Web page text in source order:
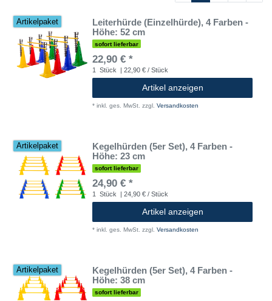
Artikelpaket
Leiterhürde (Einzelhürde), 4 Farben -
Höhe: 52 cm
sofort lieferbar
22,90 € *
1 Stück | 22,90 € / Stück
Artikel anzeigen
* inkl. ges. MwSt. zzgl. Versandkosten
Artikelpaket
Kegelhürden (5er Set), 4 Farben -
Höhe: 23 cm
sofort lieferbar
24,90 € *
1 Stück | 24,90 € / Stück
Artikel anzeigen
* inkl. ges. MwSt. zzgl. Versandkosten
Artikelpaket
Kegelhürden (5er Set), 4 Farben -
Höhe: 38 cm
sofort lieferbar